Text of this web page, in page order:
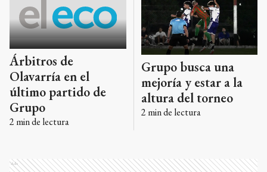
Árbitros de
Olavarría en el
último partido de
Grupo
2 min de lectura
Grupo busca una
mejoría y estar a la
altura del torneo
2 min de lectura
Ads